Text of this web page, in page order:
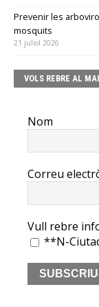
Prevenir les
mosquits
21 juliol 2026
VOLS REBRE AL
Nom
Correu
Vull rebre
**N-